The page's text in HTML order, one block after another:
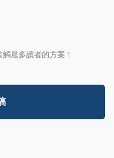
最多讀者的方案！